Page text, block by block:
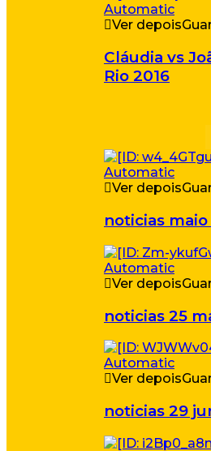
Ver depois
Cláudia vs
Rio 2016
Ver depois
noticias maio
Ver depois
noticias 25
Ver depois
noticias 29